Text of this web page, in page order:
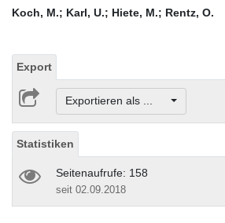
Koch, M.; Karl, U.; Hiete, M.; Rentz, O.
Export
Exportieren als ...
Statistiken
Seitenaufrufe: 158
seit 02.09.2018